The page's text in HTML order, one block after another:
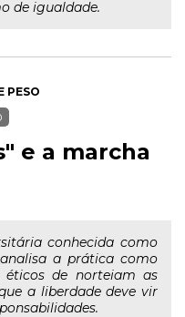
de igualdade.
PESO
e a marcha
conhecida como
a prática como
éticos de norteiam as
a liberdade deve vir